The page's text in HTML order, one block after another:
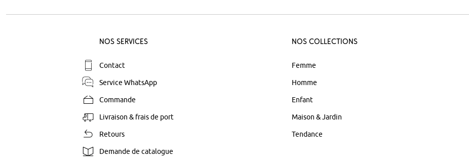
Nos Services
Contact
Service WhatsApp
Commande
Livraison & frais de port
Retours
Demande de catalogue
Nos Collections
Femme
Homme
Enfant
Maison & Jardin
Tendance